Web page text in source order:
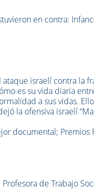
en contra:
israelí contra la
es su vida diaria
a sus vidas.
la ofensiva israelí
documental;
Profesora de Trabajo